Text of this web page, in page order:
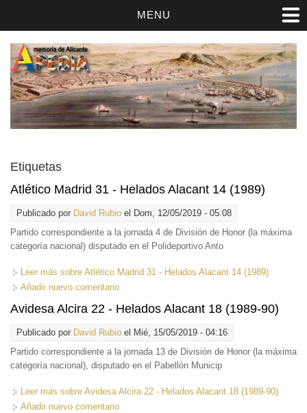
MENU
Etiquetas
Atlético Madrid 31 - Helados Alacant 14 (1989)
Publicado por David Rubio el Dom, 12/05/2019 - 05:08
Partido correspondiente a la jornada 4 de División de Honor (la máxima
categoría nacional) disputado en el Polideportivo Anto
Leer más sobre Atlético Madrid 31 - Helados Alacant 14 (1989)
Añadir nuevo comentario
Avidesa Alcira 22 - Helados Alacant 18 (1989-90)
Publicado por David Rubio el Mié, 15/05/2019 - 04:16
Partido correspondiente a la jornada 13 de División de Honor (la máxima
categoría nacional), disputado en el Pabellón Municip
Leer más sobre Avidesa Alcira 22 - Helados Alacant 18 (1989-90)
Añadir nuevo comentario